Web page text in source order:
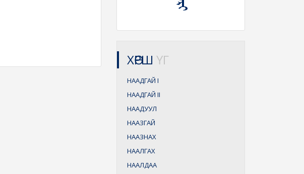
ХӨРШ ҮГ
НААДГАЙ I
НААДГАЙ II
НААДУУЛ
НААЗГАЙ
НААЗНАХ
НААЛГАХ
НААЛДАА